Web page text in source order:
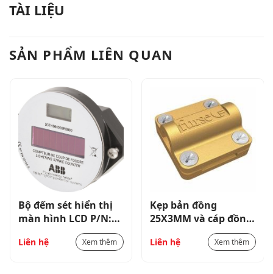
TÀI LIỆU
SẢN PHẨM LIÊN QUAN
Bộ đếm sét hiển thị
màn hình LCD P/N:
2CTH060002R0000
Liên hệ Xem thêm
Kẹp bản đồng
25X3MM và cáp đồng
Liên hệ Xem thêm